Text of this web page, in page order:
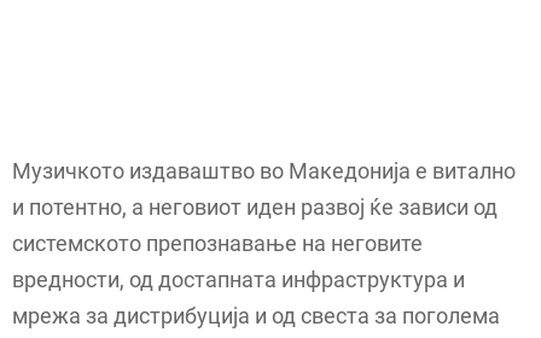
Музичкото издаваштво во Македонија е витално
и потентно, а неговиот иден развој ќе зависи од
системското препознавање на неговите
вредности, од достапната инфраструктура и
мрежа за дистрибуција и од свеста за поголема